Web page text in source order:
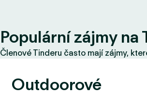
Populární zájmy na
Členové Tinderu často mají zájmy,
Outdoorové